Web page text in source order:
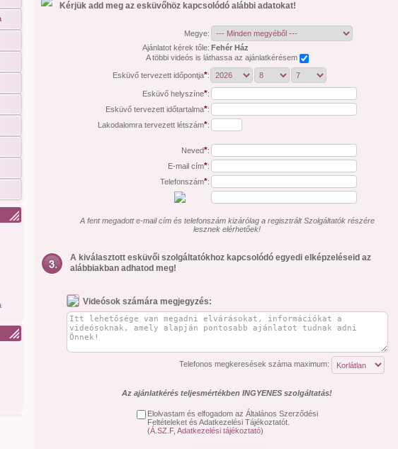
Kérjük add meg az esküvőhöz kapcsolódó alábbi adatokat!
Megye:
Ajánlatot kérek tőle: Fehér Ház
A többi videós is láthassa az ajánlatkérésem
Esküvő tervezett időpontja*:
Esküvő helyszíne*:
Esküvő tervezett időtartalma*:
Lakodalomra tervezett létszám*:
Neved*:
E-mail cím*:
Telefonszám*:
A fent megadott e-mail cím és telefonszám kizárólag a regisztrált Szolgáltatók részére
lesznek elérhetőek!
A kiválasztott esküvői szolgáltatókhoz kapcsolódó egyedi elképzeléseid az
alábbiakban adhatod meg!
Videósok számára megjegyzés:
Telefonos megkeresések száma maximum:
Az ajánlatkérés teljesmértékben INGYENES szolgáltatás!
Elolvastam és elfogadom az Általános Szerződési
Feltételeket és Adatkezelési Tájékoztatót.
(Á.SZ.F, Adatkezelési tájékoztató)